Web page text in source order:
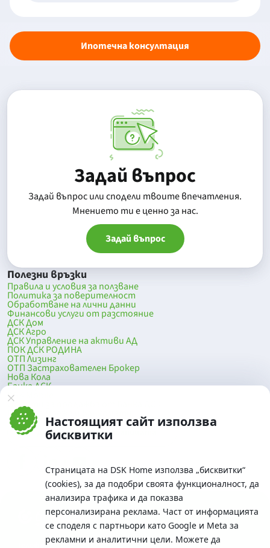
Настоящият сайт използва
бисквитки
Страницата на DSK Home използва „бисквитки“
(cookies), за да подобри своята функционалност, да
анализира трафика и да показва
персонализирана реклама. Част от информацията
се споделя с партньори като Google и Meta за
рекламни и аналитични цели. Можете да
Ипотечна консултация
Задай въпрос
Задай въпрос или сподели твоите впечатления.
Mнението ти е ценно за нас.
Задай въпрос
Полезни връзки
Правила и условия за ползване
Политика за поверителност
Обработване на лични данни
Финансови услуги от разстояние
ДСК Дом
ДСК Агро
ДСК Управление на активи АД
ПОК ДСК РОДИНА
ОТП Лизинг
ОТП Застрахователен Брокер
Нова Кола
Банка ДСК
DSK Mobile
Оферти за продажба от Банка ДСК
Клонова мрежа и банкомати
До началото на страницата